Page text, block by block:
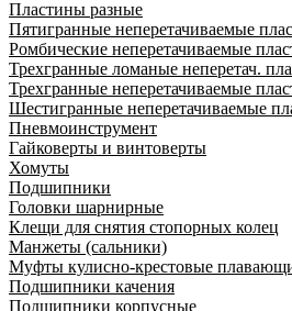
Пластины разные
Пятигранные неперетачиваемые
Ромбические неперетачиваемые
Трехгранные ломаные неперетач.
Трехгранные неперетачиваемые
Шестигранные неперетачиваемые
Пневмоинструмент
Гайковерты и винтоверты
Хомуты
Подшипники
Головки шарнирные
Клещи для снятия стопорных колец
Манжеты (сальники)
Муфты кулисно-крестовые
Подшипники качения
Подшипники корпусные